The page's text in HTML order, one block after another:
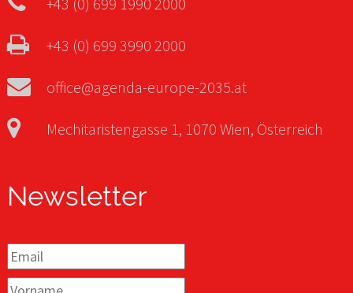
+43 (0) 699 3990 2000
office@agenda-europe-2035.at
Mechitaristengasse 1, 1070 Wien, Österreich
Newsletter